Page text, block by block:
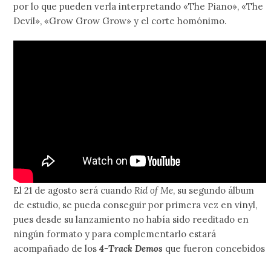
por lo que pueden verla interpretando «The Piano», «The
Devil», «Grow Grow Grow» y el corte homónimo.
El 21 de agosto será cuando Rid of Me, su segundo álbum
de estudio, se pueda conseguir por primera vez en vinyl,
pues desde su lanzamiento no había sido reeditado en
ningún formato y para complementarlo estará
acompañado de los4-Track Demos que fueron concebidos